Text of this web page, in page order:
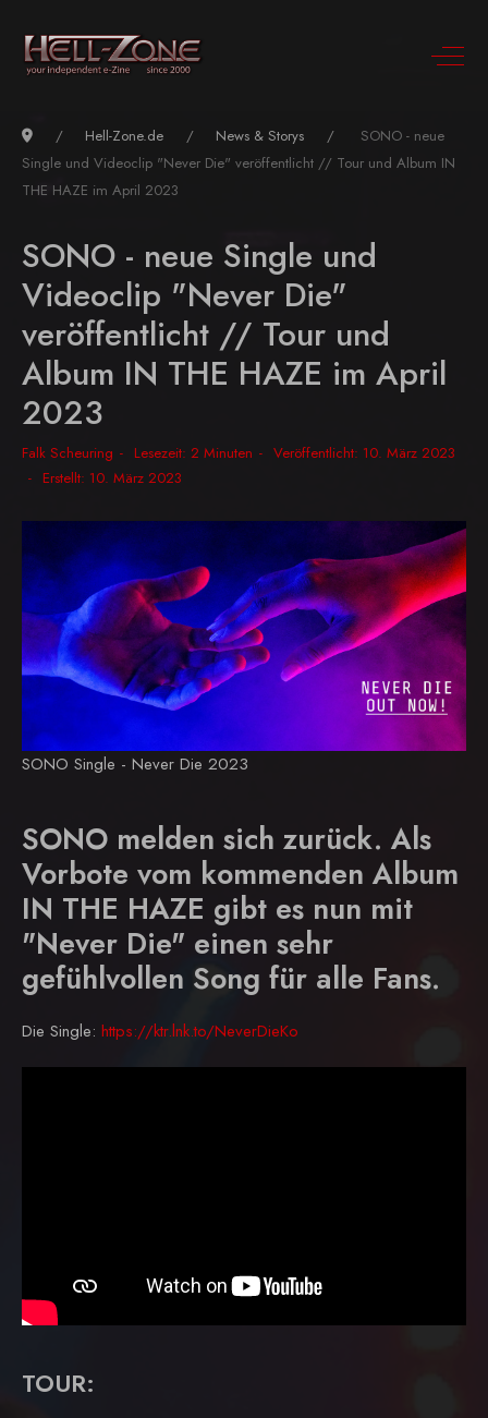
Hell-Zone.de News & Storys
SONO - neue
Single und Videoclip "Never Die" veröffentlicht // Tour und Album IN
THE HAZE im April 2023
SONO - neue Single und
Videoclip "Never Die"
veröffentlicht // Tour und
Album IN THE HAZE im April
2023
Falk Scheuring Lesezeit: 2 Minuten
Veröffentlicht: 10. März 2023
Erstellt: 10. März 2023
SONO Single - Never Die 2023
SONO melden sich zurück. Als
Vorbote vom kommenden Album
IN THE HAZE gibt es nun mit
"Never Die" einen sehr
gefühlvollen Song für alle Fans.
Die Single: https://ktr.lnk.to/NeverDieKo
TOUR: